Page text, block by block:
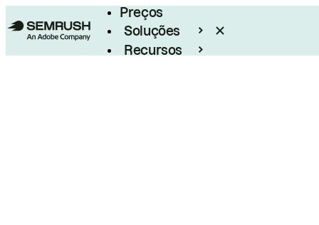
Preços
Soluções
Recursos